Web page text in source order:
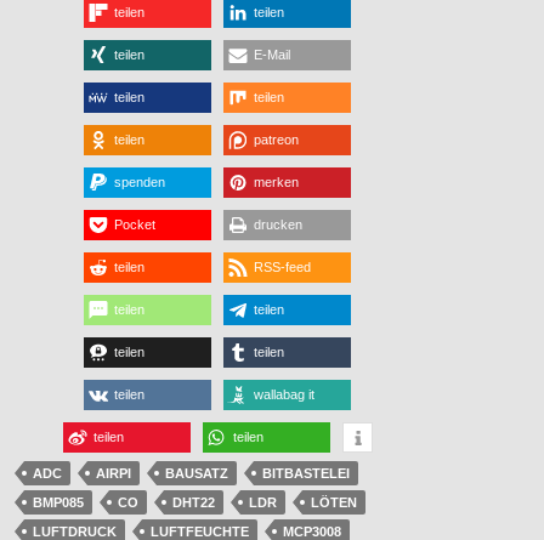
teilen teilen
teilen E-Mail
teilen teilen
teilen patreon
spenden merken
Pocket drucken
teilen RSS-feed
teilen teilen
teilen teilen
teilen wallabag it
teilen teilen
ADC AIRPI BAUSATZ
BITBASTELEI
BMP085
CO DHT22 LDR
LÖTEN
LUFTDRUCK
LUFTFEUCHTE
MCP3008